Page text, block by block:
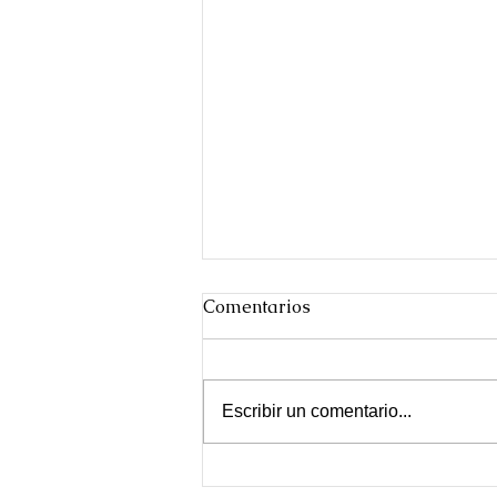
Comentarios
Escribir un comentario...